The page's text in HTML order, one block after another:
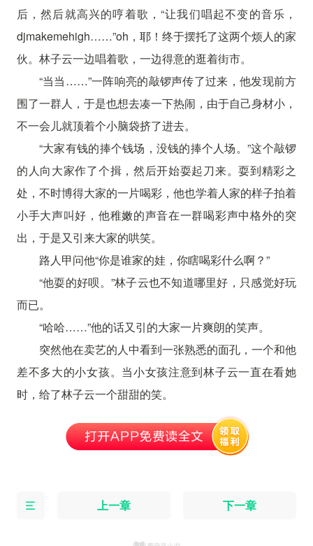
后，然后就高兴的哼着歌，“让我们唱起不变的音乐，
djmakemehigh……”oh，耶！终于摆托了这两个烦人的家
伙。林子云一边唱着歌，一边得意的逛着街市。
“当当……”一阵响亮的敲锣声传了过来，他发现前方
围了一群人，于是也想去凑一下热闹，由于自己身材小，
不一会儿就顶着个小脑袋挤了进去。
“大家有钱的捧个钱场，没钱的捧个人场。”这个敲锣
的人向大家作了个揖，然后开始耍起刀来。耍到精彩之
处，不时博得大家的一片喝彩，他也学着人家的样子拍着
小手大声叫好，他稚嫩的声音在一群喝彩声中格外的突
出，于是又引来大家的哄笑。
路人甲问他“你是谁家的娃，你瞎喝彩什么啊？”
“他耍的好呗。”林子云也不知道哪里好，只感觉好玩
而已。
“哈哈……”他的话又引的大家一片爽朗的笑声。
突然他在卖艺的人中看到一张熟悉的面孔，一个和他
差不多大的小女孩。当小女孩注意到林子云一直在看她
时，给了林子云一个甜甜的笑。
上一章 下一章